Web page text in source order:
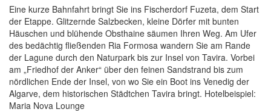
Eine kurze Bahnfahrt bringt Sie ins Fischerdorf Fuzeta, dem Start
der Etappe. Glitzernde Salzbecken, kleine Dörfer mit bunten
Häuschen und blühende Obsthaine säumen Ihren Weg. Am Ufer
des bedächtig fließenden Ria Formosa wandern Sie am Rande
der Lagune durch den Naturpark bis zur Insel von Tavira. Vorbei
am „Friedhof der Anker“ über den feinen Sandstrand bis zum
nördlichen Ende der Insel, von wo Sie ein Boot ins Venedig der
Algarve, dem historischen Städtchen Tavira bringt. Hotelbeispiel:
Maria Nova Lounge